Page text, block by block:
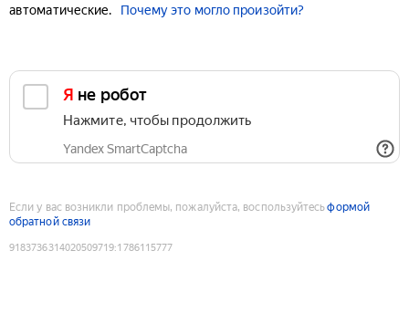
автоматические.
Почему это могло произойти?
Я не робот
Нажмите, чтобы продолжить
Yandex SmartCaptcha
Если у вас возникли проблемы, пожалуйста, воспользуйтесьформой
обратной связи
9183736314020509719:1786115777